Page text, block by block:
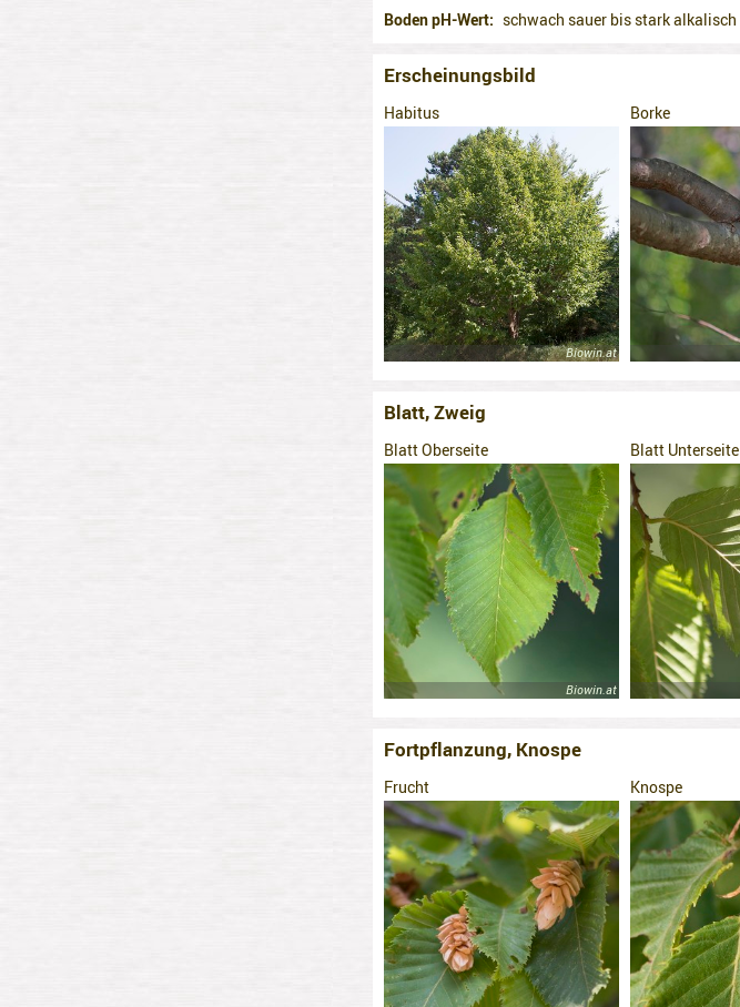
Boden pH-Wert
schwach sauer bis stark alkalisch
Erscheinungsbild
Habitus
Biowin.at
Borke
Blatt, Zweig
Blatt Oberseite
Biowin.at
Blatt Unterseite
Fortpflanzung, Knospe
Frucht Knospe